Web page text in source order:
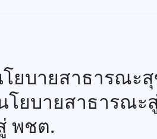
ยบายสาธารณะสุ
โยบายสาธารณ
พชต.